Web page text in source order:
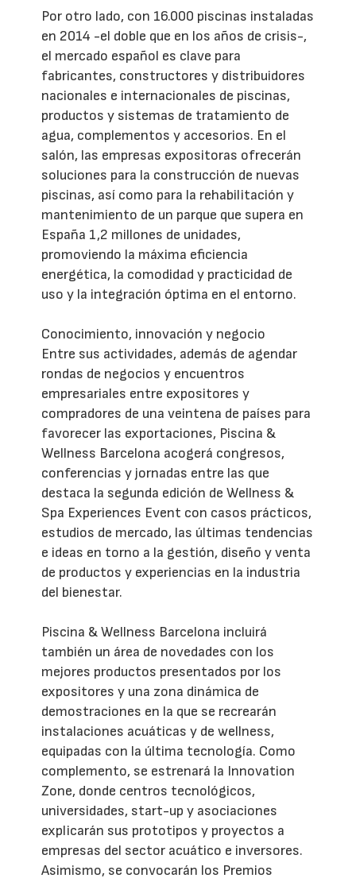
Por otro lado, con 16.000 piscinas instaladas
en 2014 -el doble que en los años de crisis-,
el mercado español es clave para
fabricantes, constructores y distribuidores
nacionales e internacionales de piscinas,
productos y sistemas de tratamiento de
agua, complementos y accesorios. En el
salón, las empresas expositoras ofrecerán
soluciones para la construcción de nuevas
piscinas, así como para la rehabilitación y
mantenimiento de un parque que supera en
España 1,2 millones de unidades,
promoviendo la máxima eficiencia
energética, la comodidad y practicidad de
uso y la integración óptima en el entorno.
Conocimiento, innovación y negocio
Entre sus actividades, además de agendar
rondas de negocios y encuentros
empresariales entre expositores y
compradores de una veintena de países para
favorecer las exportaciones, Piscina &
Wellness Barcelona acogerá congresos,
conferencias y jornadas entre las que
destaca la segunda edición de Wellness &
Spa Experiences Event con casos prácticos,
estudios de mercado, las últimas tendencias
e ideas en torno a la gestión, diseño y venta
de productos y experiencias en la industria
del bienestar.
Piscina & Wellness Barcelona incluirá
también un área de novedades con los
mejores productos presentados por los
expositores y una zona dinámica de
demostraciones en la que se recrearán
instalaciones acuáticas y de wellness,
equipadas con la última tecnología. Como
complemento, se estrenará la Innovation
Zone, donde centros tecnológicos,
universidades, start-up y asociaciones
explicarán sus prototipos y proyectos a
empresas del sector acuático e inversores.
Asimismo, se convocarán los Premios